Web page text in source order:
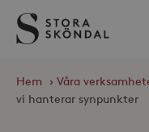
Stora
Sköndal
Hem › Våra
vi hanterar synpunkter